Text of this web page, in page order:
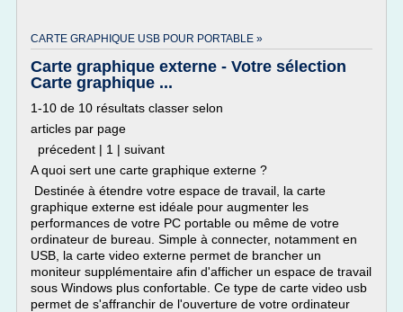
CARTE GRAPHIQUE USB POUR PORTABLE »
Carte graphique externe - Votre sélection
Carte graphique ...
1-10 de 10 résultats classer selon
articles par page
précedent | 1 | suivant
A quoi sert une carte graphique externe ?
Destinée à étendre votre espace de travail, la carte
graphique externe est idéale pour augmenter les
performances de votre PC portable ou même de votre
ordinateur de bureau. Simple à connecter, notamment en
USB, la carte video externe permet de brancher un
moniteur supplémentaire afin d'afficher un espace de travail
sous Windows plus confortable. Ce type de carte video usb
permet de s'affranchir de l'ouverture de votre ordinateur